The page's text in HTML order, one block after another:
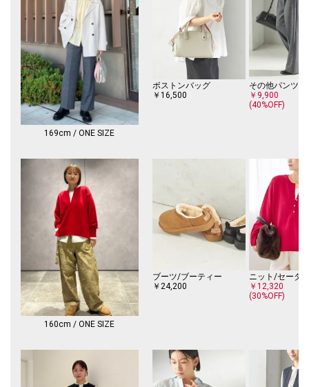
一枚着としてはもちろん、ジャケットやジレと合わせても映えるアイテム
です。
■お問い合わせ品番：311-15-0649
-------------------------------------
生地の厚み：中間
伸縮性：やや有
透け感：有
光沢感：無
-------------------------------------
※素材の特性上、毛抜け、毛並みの乱れ、毛玉が生じる場合がありますの
で、摩擦にご注意ください。
※撮影環境により商品の色味が異なって見える場合がございます。商品の
お色味は、物撮り画像をご参考にしてください。
※末永く愛用頂く為に、アテンションタグを必ずご確認の上、着用又はお
取り扱いください。
※画像の商品はサンプルです。
実際の商品と仕様、加工、サイズが若干異なる場合がございます。
169cm / ONE SIZE
ボストンバッグ
￥16,500
その他パンツ
￥9,900
(40%OFF)
160cm / ONE SIZE
ブーツ/ブーティー
￥24,200
ニット/セータ
￥12,320
(30%OFF)